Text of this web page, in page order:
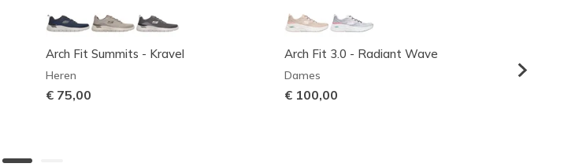
Arch Fit Summits - Kravel
Heren
€ 75,00
Arch Fit 3.0 - Radiant Wave
Dames
€ 100,00
Heren